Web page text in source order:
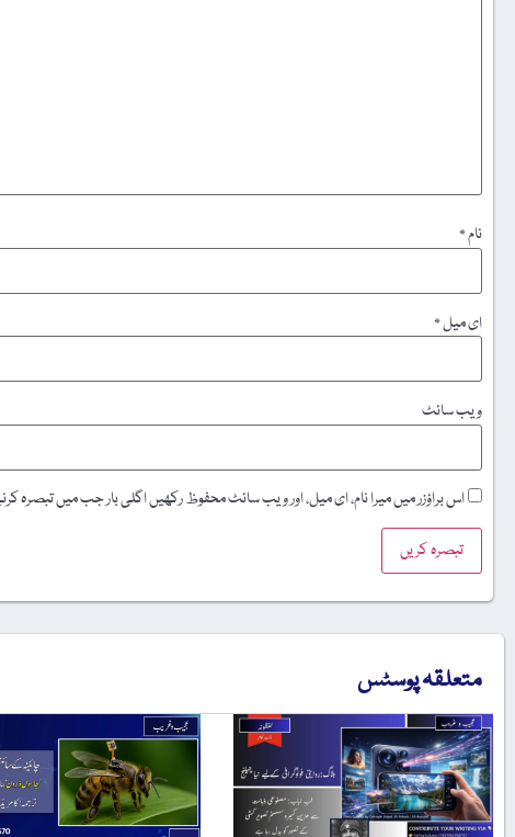
نام*
ای میل*
ویب‌ سائٹ
اس براؤزر میں میرا نام، ای میل، اور ویب سائٹ محفوظ رکھیں اگلی بار جب میں تبصرہ
متعلقہ پوسٹس